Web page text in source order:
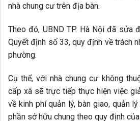
nhà chung cư trên địa bàn.
Theo đó, UBND TP. Hà Nội đã sửa
Quyết định số 33, quy định về trách
phường.
Cụ thể, với nhà chung cư không
cấp xã sẽ trực tiếp thực hiện việc
về kinh phí quản lý, bàn giao, quản
phần sở hữu chung theo quy định